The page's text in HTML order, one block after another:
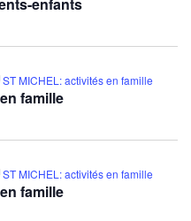
famille
ST MICHEL: activités en famille
famille
ST MICHEL: activités en famille